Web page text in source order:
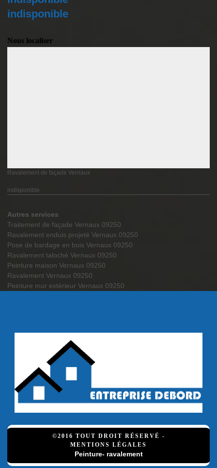
indisponible
Nous localiser
Ravalement de façade Vernaux
indisponible
Autres services
Traitement de façade Vernaux 09250
Ravalement enduis projeté Vernaux 09250
Pose de bardage en bois Vernaux 09250
Ravalement taloché Vernaux 09250
Peinture maison Vernaux 09250
Ravalement Vernaux 09250
Peinture mur extérieur Vernaux 09250
©2016 TOUT DROIT RÉSERVÉ -
MENTIONS LÉGALES
Peinture- ravalement